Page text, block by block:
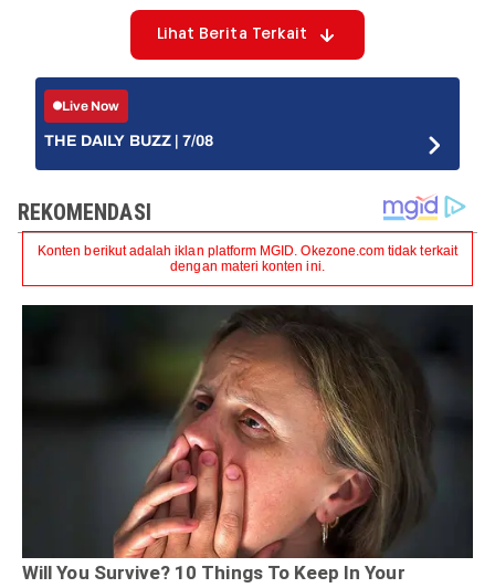
Lihat Berita Terkait
Live Now
THE DAILY BUZZ | 7/08